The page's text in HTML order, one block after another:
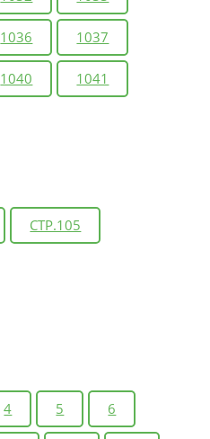
1036 1037
1040 1041
СТР.105
4 5 6